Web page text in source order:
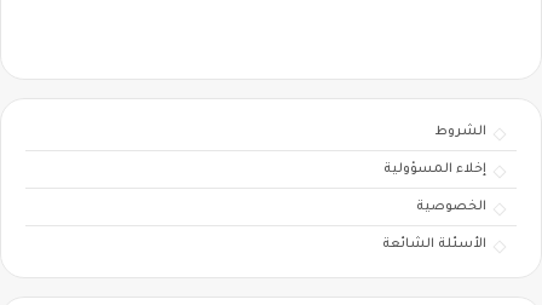
الشروط
إخلاء المسؤولية
الخصوصية
الأسئلة الشائعة